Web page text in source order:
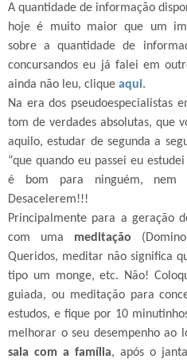
A quantidade de informação
hoje é muito maior que um
sobre a quantidade de
concursandos eu já falei em
ainda não leu, clique aqui.
Na era dos pseudoespecialistas
tom de verdades absolutas, que
aquilo, estudar de segunda a
“que quando eu passei eu
é bom para ninguém, nem
Desacelerem!!!
Principalmente para a geração
com uma meditação
Queridos, meditar não significa
tipo um monge, etc. Não!
guiada, ou meditação para
estudos, e fique por 10
melhorar o seu desempenho ao
sala com a família, após o